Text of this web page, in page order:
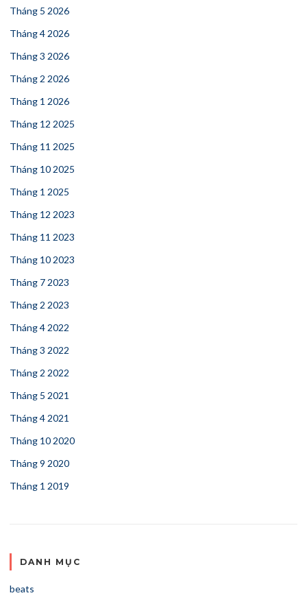
Tháng 5 2026
Tháng 4 2026
Tháng 3 2026
Tháng 2 2026
Tháng 1 2026
Tháng 12 2025
Tháng 11 2025
Tháng 10 2025
Tháng 1 2025
Tháng 12 2023
Tháng 11 2023
Tháng 10 2023
Tháng 7 2023
Tháng 2 2023
Tháng 4 2022
Tháng 3 2022
Tháng 2 2022
Tháng 5 2021
Tháng 4 2021
Tháng 10 2020
Tháng 9 2020
Tháng 1 2019
DANH MỤC
beats